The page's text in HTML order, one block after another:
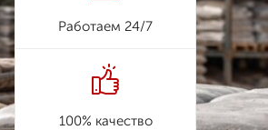
Работаем 24/7
100% качество